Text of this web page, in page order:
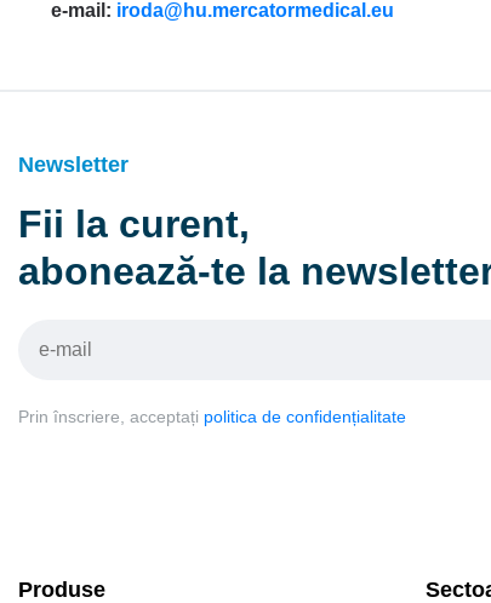
e-mail: iroda@hu.mercatormedical.eu
Newsletter
Fii la curent,
abonează-te la
Prin înscriere, acceptați politica de confidențialitate
Produse